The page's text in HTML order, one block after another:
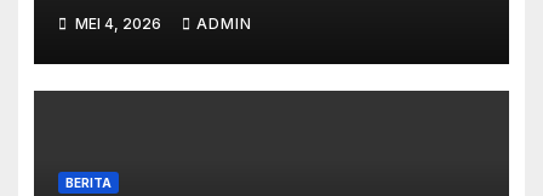
MEI 4, 2026 ADMIN
BERITA